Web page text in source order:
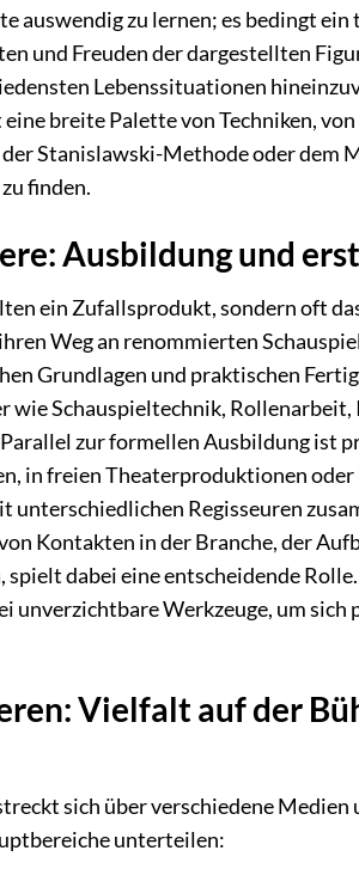
auswendig zu lernen; es bedingt ein
und Freuden der dargestellten
Lebenssituationen
breite Palette von Techniken,
Stanislawski-Methode oder dem
finden.
Ausbildung und
ein Zufallsprodukt, sondern oft
Weg an renommierten
Grundlagen und praktischen
wie Schauspieltechnik,
zur formellen Ausbildung ist
in freien Theaterproduktionen
Regisseuren
Kontakten in der Branche, der
dabei eine entscheidende
unverzichtbare Werkzeuge, um sich
Vielfalt auf der
sich über verschiedene Medien
unterteilen: